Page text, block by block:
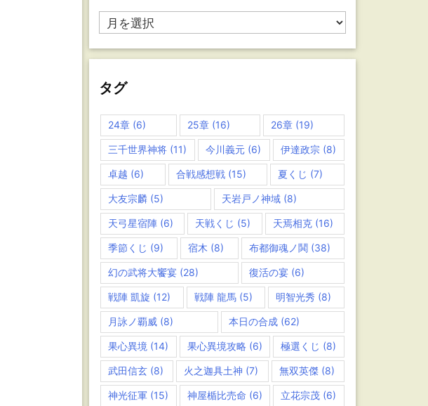
ア
ー
カ
ブ
タグ
24章 (6) 25章(16) 26章 (19)
三千世界神将 (11) 今川義元 (6) 伊達政宗(8)
卓越 (6) 合戦感想戦(15) 夏くじ (7)
大友宗麟 (5) 天岩戸ノ神域 (8)
天弓星宿陣 (6) 天戦くじ (5) 天焉相克(16)
季節くじ (9) 宿木 (8) 布都御魂ノ鬨(38)
幻の武将大饗宴 (28) 復活の宴 (6)
戦陣 凱旋 (12) 戦陣 龍馬(5) 明智光秀 (8)
月詠ノ覇威 (8) 本日の合成 (62)
果心異境 (14) 果心異境攻略 (6) 極選くじ (8)
武田信玄 (8) 火之迦具土神 (7) 無双英傑(8)
神光征軍 (15) 神屋楯比売命 (6) 立花宗茂 (6)